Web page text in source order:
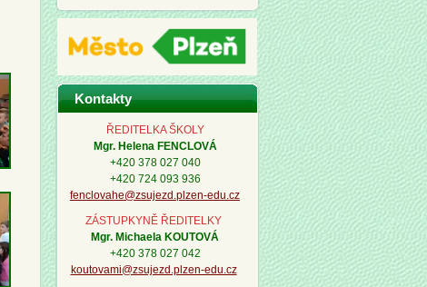
Kontakty
ŘEDITELKA ŠKOLY
Mgr. Helena FENCLOVÁ
+420 378 027 040
+420 724 093 936
fenclovahe@zsujezd.plzen-edu.cz
ZÁSTUPKYNĚ ŘEDITELKY
Mgr. Michaela KOUTOVÁ
+420 378 027 042
koutovami@zsujezd.plzen-edu.cz